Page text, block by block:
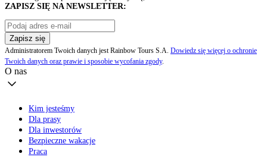
ZAPISZ SIĘ NA NEWSLETTER:
Zapisz się
Administratorem Twoich danych jest Rainbow Tours S.A. Dowiedz się więcej o ochronie
Twoich danych oraz prawie i sposobie wycofania zgody.
O nas
Kim jesteśmy
Dla prasy
Dla inwestorów
Bezpieczne wakacje
Praca